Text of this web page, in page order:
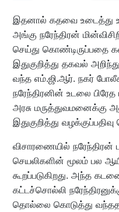
இதனால் கதவை உடைத்து
அங்கு நரேந்திரன்
செய்து கொண்டிருப்பதை
இதுகுறித்து தகவல்
வந்த எம்.ஜி.ஆர். நகர்
நரேந்திரனின் உடலை
அரசு மருத்துவமனைக்கு
இதுகுறித்து
விசாரணையில்
செயலிகளின் மூலம் பல
கூறப்படுகிறது. அந்த
கட்டச்சொல்லி
தொல்லை கொடுத்து